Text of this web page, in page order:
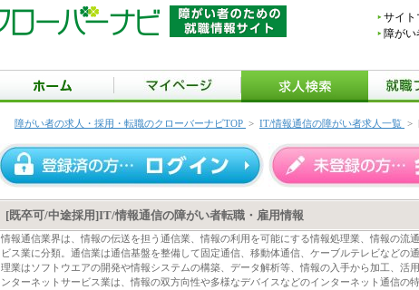
サイト
障が
障がい者の求人・採用・転職のクローバーナビTOP > IT/情報通信の障がい者求人一覧 >
[既卒可/中途採用]IT/情報通信の障がい者転職・雇用情報
情報通信業界は、情報の伝送を担う通信業、情報の利用を可能にする情報処理業、情報の流
ビス業に分類。通信業は通信基盤を整備して固定通信、移動体通信、ケーブルテレビなどの
理業はソフトウエアの開発や情報システムの構築、データ解析等、情報の入手から加工、活
ンターネットサービス業は、情報の双方向性や多様なデバイスなどのインターネット通信の